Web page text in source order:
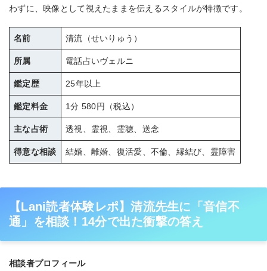
わずに、映像として視えたままを伝えるスタイルが特徴です。
名前 清流（せいりゅう）
所属 電話占いヴェルニ
鑑定歴 25年以上
鑑定料金 1分 580円（税込）
主な占術 透視、霊視、霊聴、送念
得意な相談 結婚、離婚、復活愛、不倫、縁結び、霊障害
【Lani読者体験レポ】清流先生に「音信不
通」を相談！14分で出た衝撃の答え
相談者プロフィール